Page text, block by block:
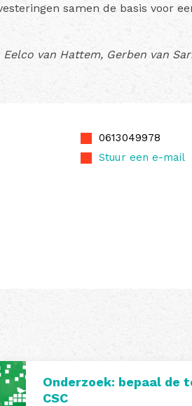
samen de basis voor
van Hattem, Gerben van
0613049978
Stuur een e-mail
Onderzoek: bepaal de
CSC